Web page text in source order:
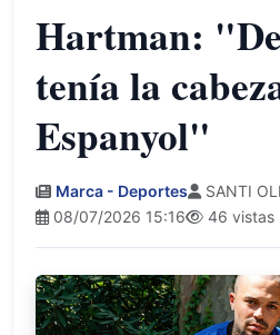
Hartman:
tenía la
Espanyol"
Marca - Deportes
SANTI
08/07/2026 15:16
46 vistas